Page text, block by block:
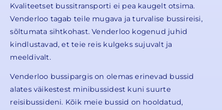
Kvaliteetset bussitransporti ei pea kaugelt otsima.
Venderloo tagab teile mugava ja turvalise bussireisi,
sõltumata sihtkohast. Venderloo kogenud juhid
kindlustavad, et teie reis kulgeks sujuvalt ja
meeldivalt.
Venderloo bussipargis on olemas erinevad bussid
alates väikestest minibussidest kuni suurte
reisibussideni. Kõik meie bussid on hooldatud,